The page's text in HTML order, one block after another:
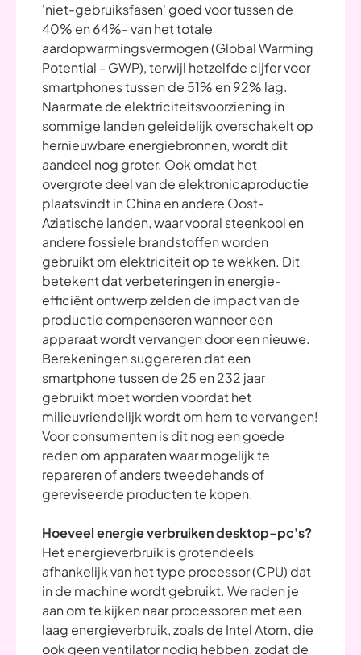
'niet-gebruiksfasen' goed voor tussen de
40% en 64%- van het totale
aardopwarmingsvermogen (Global Warming
Potential - GWP), terwijl hetzelfde cijfer voor
smartphones tussen de 51% en 92% lag.
Naarmate de elektriciteitsvoorziening in
sommige landen geleidelijk overschakelt op
hernieuwbare energiebronnen, wordt dit
aandeel nog groter. Ook omdat het
overgrote deel van de elektronicaproductie
plaatsvindt in China en andere Oost-
Aziatische landen, waar vooral steenkool en
andere fossiele brandstoffen worden
gebruikt om elektriciteit op te wekken. Dit
betekent dat verbeteringen in energie-
efficiënt ontwerp zelden de impact van de
productie compenseren wanneer een
apparaat wordt vervangen door een nieuwe.
Berekeningen suggereren dat een
smartphone tussen de 25 en 232 jaar
gebruikt moet worden voordat het
milieuvriendelijk wordt om hem te vervangen!
Voor consumenten is dit nog een goede
reden om apparaten waar mogelijk te
repareren of anders tweedehands of
gereviseerde producten te kopen.
Hoeveel energie verbruiken desktop-pc's?
Het energieverbruik is grotendeels
afhankelijk van het type processor (CPU) dat
in de machine wordt gebruikt. We raden je
aan om te kijken naar processoren met een
laag energieverbruik, zoals de Intel Atom, die
ook geen ventilator nodig hebben, zodat de